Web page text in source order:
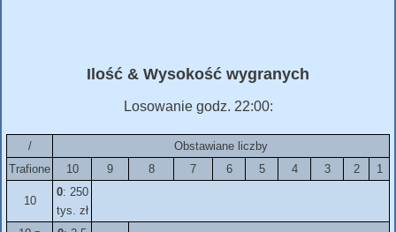
Ilość & Wysokość wygranych
Losowanie godz. 22:00:
/
Obstawiane liczby
Trafione
10 9 8 7 6 5 4 3 2 1
10
0: 250
tys. zł